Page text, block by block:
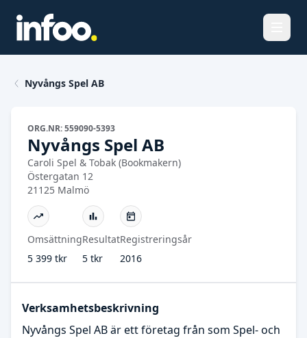
Nyvångs Spel AB
ORG.NR: 559090-5393
Nyvångs Spel AB
Caroli Spel & Tobak (Bookmakern)
Östergatan 12
21125 Malmö
Omsättning
5 399 tkr
Resultat
5 tkr
Registreringsår
2016
Verksamhetsbeskrivning
Nyvångs Spel AB är ett företag från som Spel- och